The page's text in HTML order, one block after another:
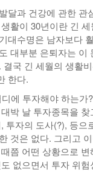
달과 건강에 관한 관
활이 30년이란 긴
대수명은 남자보다
대부분 은퇴자는 이
결국 긴 세월의 생활
한다.
디에 투자해야 하는가
박 날 투자종목을
투자의 도사(?), 등으
것은 없다. 그리고
쯤 어떤 상황으로
없으면서 투자 위